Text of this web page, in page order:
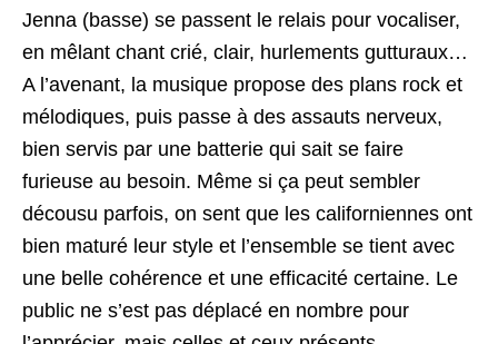
Jenna (basse) se passent le relais pour vocaliser,
en mêlant chant crié, clair, hurlements gutturaux…
A l’avenant, la musique propose des plans rock et
mélodiques, puis passe à des assauts nerveux,
bien servis par une batterie qui sait se faire
furieuse au besoin. Même si ça peut sembler
décousu parfois, on sent que les californiennes ont
bien maturé leur style et l’ensemble se tient avec
une belle cohérence et une efficacité certaine. Le
public ne s’est pas déplacé en nombre pour